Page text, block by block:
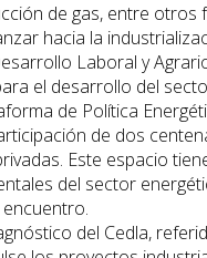
de gas, entre otros
hacia la
Laboral y
el desarrollo del
de Política
de dos
Este espacio
del sector
del Cedla,